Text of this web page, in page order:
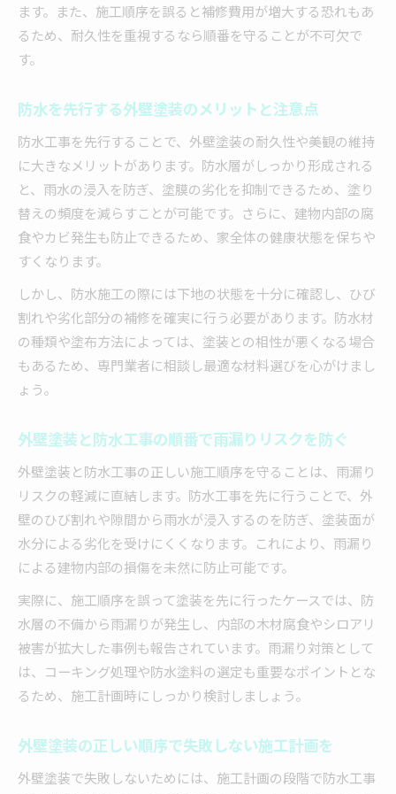
ます。また、施工順序を誤ると補修費用が増大する恐れもあ
るため、耐久性を重視するなら順番を守ることが不可欠で
す。
防水を先行する外壁塗装のメリットと注意点
防水工事を先行することで、外壁塗装の耐久性や美観の維持
に大きなメリットがあります。防水層がしっかり形成される
と、雨水の浸入を防ぎ、塗膜の劣化を抑制できるため、塗り
替えの頻度を減らすことが可能です。さらに、建物内部の腐
食やカビ発生も防止できるため、家全体の健康状態を保ちや
すくなります。
しかし、防水施工の際には下地の状態を十分に確認し、ひび
割れや劣化部分の補修を確実に行う必要があります。防水材
の種類や塗布方法によっては、塗装との相性が悪くなる場合
もあるため、専門業者に相談し最適な材料選びを心がけまし
ょう。
外壁塗装と防水工事の順番で雨漏りリスクを防ぐ
外壁塗装と防水工事の正しい施工順序を守ることは、雨漏り
リスクの軽減に直結します。防水工事を先に行うことで、外
壁のひび割れや隙間から雨水が浸入するのを防ぎ、塗装面が
水分による劣化を受けにくくなります。これにより、雨漏り
による建物内部の損傷を未然に防止可能です。
実際に、施工順序を誤って塗装を先に行ったケースでは、防
水層の不備から雨漏りが発生し、内部の木材腐食やシロアリ
被害が拡大した事例も報告されています。雨漏り対策として
は、コーキング処理や防水塗料の選定も重要なポイントとな
るため、施工計画時にしっかり検討しましょう。
外壁塗装の正しい順序で失敗しない施工計画を
外壁塗装で失敗しないためには、施工計画の段階で防水工事